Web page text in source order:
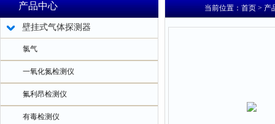
产品中心
壁挂式气体探测器
氯气
一氧化氮检测仪
氟利昂检测仪
有毒检测仪
当前位置：首页>产